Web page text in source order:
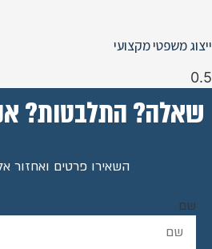
ייצוג משפטי מקצועי
שאלה? התלבטות?
השאירו פרטים ואחזור
שם